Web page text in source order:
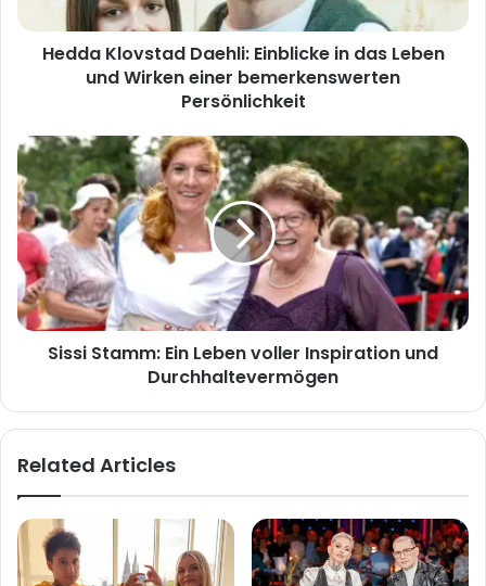
Wirken
einer
bemerkenswerten
Hedda Klovstad Daehli: Einblicke in das Leben
und Wirken einer bemerkenswerten
Persönlichkeit
Sissi
Stamm:
Ein
Leben
voller
Inspiration
und
Durchhaltevermögen
Sissi Stamm: Ein Leben voller Inspiration und
Durchhaltevermögen
Related Articles